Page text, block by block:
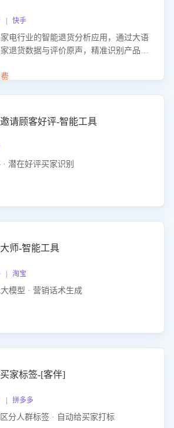
| 快手
电行业的智能退货分析应用，通过大语
退货数据与评价原声，精准识别产品质
用户痛点驱动产品迭代，从根本上降低
请顾客好评-智能工具
潜在好评买家识别
师-智能工具
| 淘宝
大模型 · 营销话术生成
家标签-[客伴]
| 拼多多
分人群标签 · 自动给买家打标